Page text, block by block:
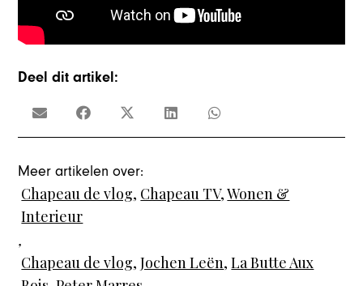
Deel dit artikel:
Meer artikelen over:
Chapeau de vlog, Chapeau TV,Wonen &
Interieur
,
Chapeau de vlog,Jochen Leën,La Butte Aux